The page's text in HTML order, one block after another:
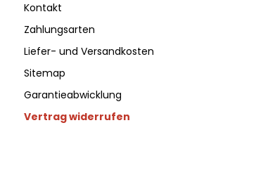
Kontakt
Zahlungsarten
Liefer- und Versandkosten
Sitemap
Garantieabwicklung
Vertrag widerrufen